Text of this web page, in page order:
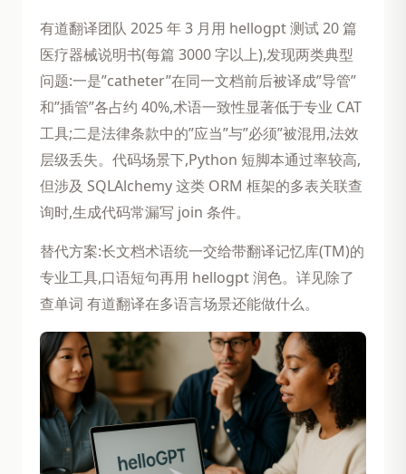
有道翻译团队 2025 年 3 月用 hellogpt 测试 20 篇
医疗器械说明书(每篇 3000 字以上),发现两类典型
问题:一是”catheter”在同一文档前后被译成”导管”
和”插管”各占约 40%,术语一致性显著低于专业 CAT
工具;二是法律条款中的”应当”与”必须”被混用,法效
层级丢失。代码场景下,Python 短脚本通过率较高,
但涉及 SQLAlchemy 这类 ORM 框架的多表关联查
询时,生成代码常漏写 join 条件。
替代方案:长文档术语统一交给带翻译记忆库(TM)的
专业工具,口语短句再用 hellogpt 润色。详见除了
查单词 有道翻译在多语言场景还能做什么。